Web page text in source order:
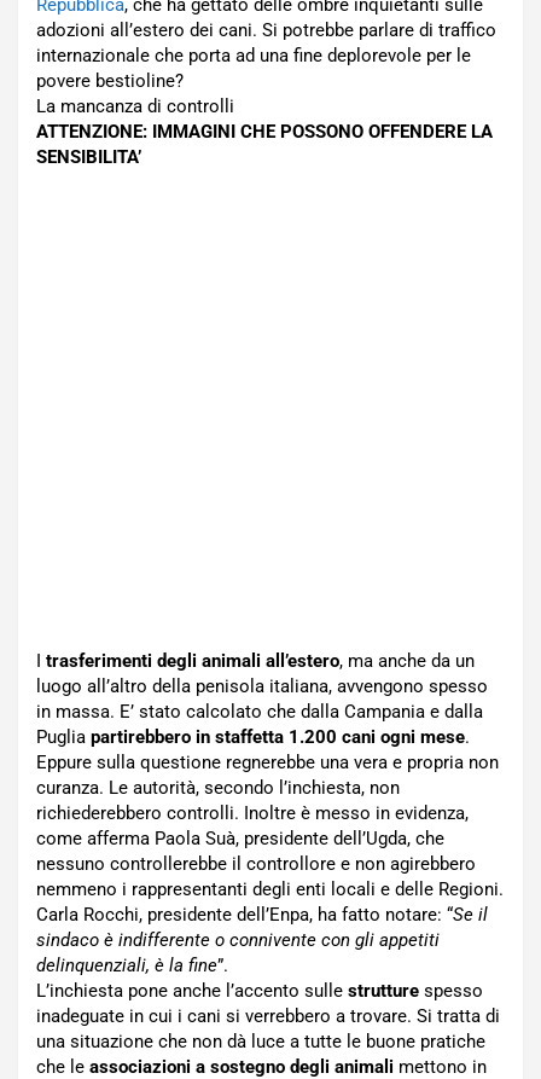
Repubblica, che ha gettato delle ombre inquietanti sulle
adozioni all’estero dei cani. Si potrebbe parlare di traffico
internazionale che porta ad una fine deplorevole per le
povere bestioline?
La mancanza di controlli
ATTENZIONE: IMMAGINI CHE POSSONO OFFENDERE LA
SENSIBILITA’
I trasferimenti degli animali all’estero, ma anche da un
luogo all’altro della penisola italiana, avvengono spesso
in massa. E’ stato calcolato che dalla Campania e dalla
Puglia partirebbero in staffetta 1.200 cani ogni mese.
Eppure sulla questione regnerebbe una vera e propria non
curanza. Le autorità, secondo l’inchiesta, non
richiederebbero controlli. Inoltre è messo in evidenza,
come afferma Paola Suà, presidente dell’Ugda, che
nessuno controllerebbe il controllore e non agirebbero
nemmeno i rappresentanti degli enti locali e delle Regioni.
Carla Rocchi, presidente dell’Enpa, ha fatto notare: “Se il
sindaco è indifferente o connivente con gli appetiti
delinquenziali, è la fine”.
L’inchiesta pone anche l’accento sulle strutture spesso
inadeguate in cui i cani si verrebbero a trovare. Si tratta di
una situazione che non dà luce a tutte le buone pratiche
che le associazioni a sostegno degli animali mettono in